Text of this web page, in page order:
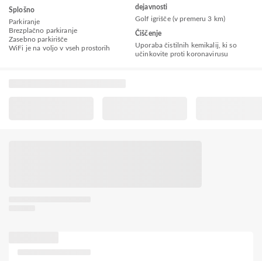
Splošno
Parkiranje
Brezplačno parkiranje
Zasebno parkirišče
WiFi je na voljo v vseh prostorih
dejavnosti
Golf igrišče (v premeru 3 km)
Čiščenje
Uporaba čistilnih kemikalij, ki so
učinkovite proti koronavirusu